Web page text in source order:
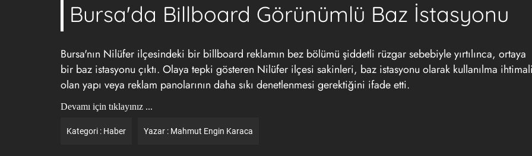
Bursa'da Billboard Görünümlü Baz İstasyonu
Bursa'nın Nilüfer ilçesindeki bir billboard reklamın bez bölümü şiddetli rüzgar sebebiyle yırtılınca, ortaya
bir baz istasyonu çıktı. Olaya tepki gösteren Nilüfer ilçesi sakinleri, baz istasyonu olarak kullanılma
olan yapı veya reklam panolarının daha sıkı denetlenmesi gerektiğini ifade etti.
Devamı için tıklayınız ...
Kategori : Haber Yazar : Mahmut Engin Karaca